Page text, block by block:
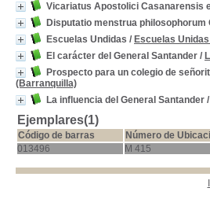
Vicariatus Apostolici Casanarensis
Disputatio menstrua philosophorum
Escuelas Undidas / Escuelas
El carácter del General Santander /
Prospecto para un colegio de
(Barranquilla)
La influencia del General Santander
Ejemplares(1)
Código de barras
Número de
013496
M 415